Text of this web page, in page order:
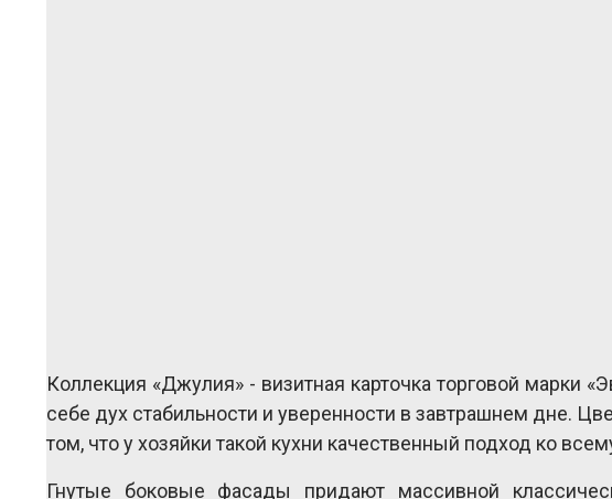
Коллекция «Джулия» - визитная карточка торговой марки
себе дух стабильности и уверенности в завтрашнем дне.
том, что у хозяйки такой кухни качественный подход ко
Гнутые боковые фасады придают массивной